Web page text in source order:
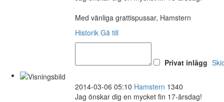
Med vänliga grattispussar, Hamstern
Historik Gå till
Privat inlägg
2014-03-06 05:10 Hamstern 1340
Jag önskar dig en mycket fin 17-årsdag!